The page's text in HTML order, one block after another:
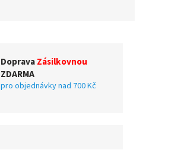
DopravaZásilkovnou
ZDARMA
pro objednávky nad 700 Kč